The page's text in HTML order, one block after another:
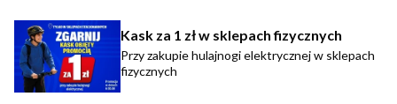
Kask za 1 zł w sklepach fizycznych
Przy zakupie hulajnogi elektrycznej w sklepach
fizycznych